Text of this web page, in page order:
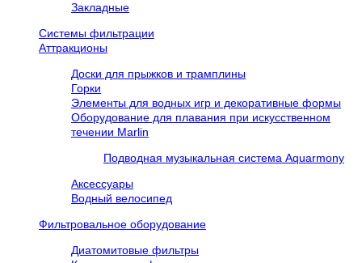
Закладные
Системы фильтрации
Аттракционы
Доски для прыжков и трамплины
Горки
Элементы для водных игр и декоративные формы
Оборудование для плавания при искусственном
течении Marlin
Подводная музыкальная система Aquarmony
Аксессуары
Водный велосипед
Фильтровальное оборудование
Диатомитовые фильтры